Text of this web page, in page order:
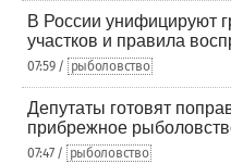
В России унифицируют
участков и правила
07:59 / рыболовство
Депутаты готовят
прибрежное
07:47 / рыболовство